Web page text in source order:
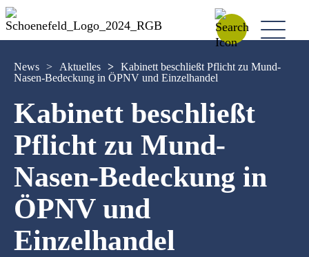
News > Aktuelles > Kabinett beschließt Pflicht zu Mund-
Nasen-Bedeckung in ÖPNV und Einzelhandel
Kabinett beschließt
Pflicht zu Mund-
Nasen-Bedeckung in
ÖPNV und
Einzelhandel